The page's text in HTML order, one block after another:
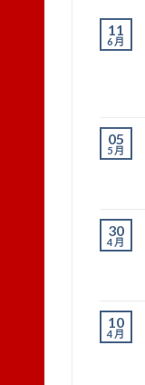
11
6 月
05
5 月
30
4 月
10
4 月